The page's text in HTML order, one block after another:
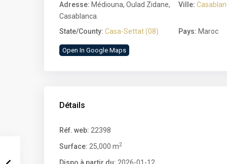
Adresse: Médiouna, Oulad Zidane,
Casablanca.
Ville:
State/County: Casa-Settat (08) Pays: Maroc
Open In Google Maps
Détails
Réf. web: 22398
Surface: 25,000 m2